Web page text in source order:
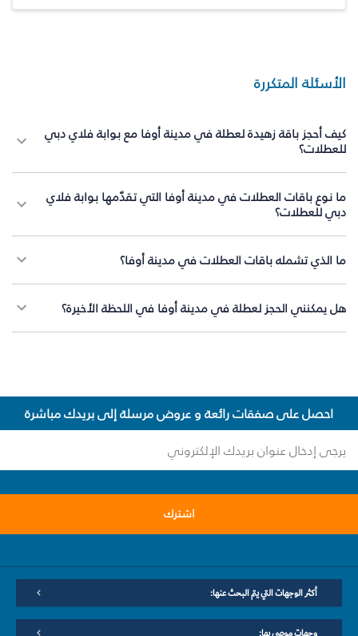
الأسئلة المتكررة
كيف أحجز باقة زهيدة لعطلة في مدينة أوفا مع بوابة فلاي دبي
للعطلات؟
ما نوع باقات العطلات في مدينة أوفا التي تقدّمها بوابة فلاي
دبي للعطلات؟
ما الذي تشمله باقات العطلات في مدينة أوفا؟
هل يمكنني الحجز لعطلة في مدينة أوفا في اللحظة الأخيرة؟
احصل على صفقات رائعة و عروض مرسلة إلى بريدك مباشرة
اشترك
أكثر الوجهات التي يتم البحث عنها:
وجهات موصى بها: